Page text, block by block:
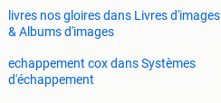
livres nos gloires dans Livres d'images
& Albums d'images
echappement cox dans Systèmes
d'échappement